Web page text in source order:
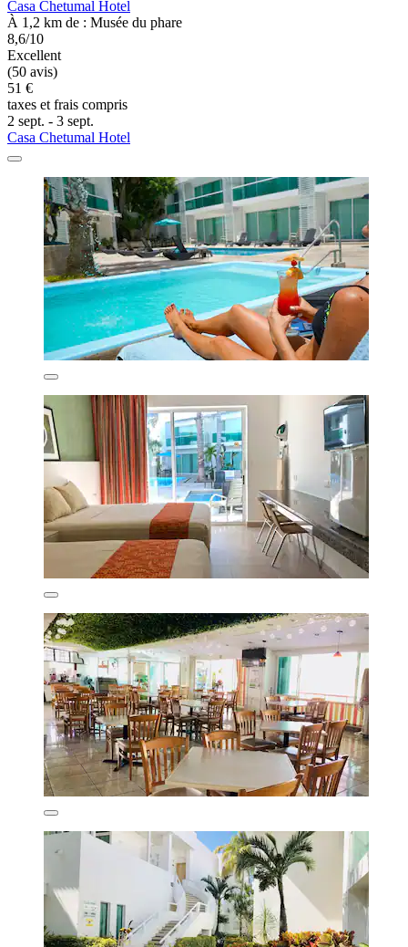
Casa Chetumal Hotel
À 1,2 km de : Musée du phare
8,6/10
Excellent
(50 avis)
51 €
taxes et frais compris
2 sept. - 3 sept.
Casa Chetumal Hotel